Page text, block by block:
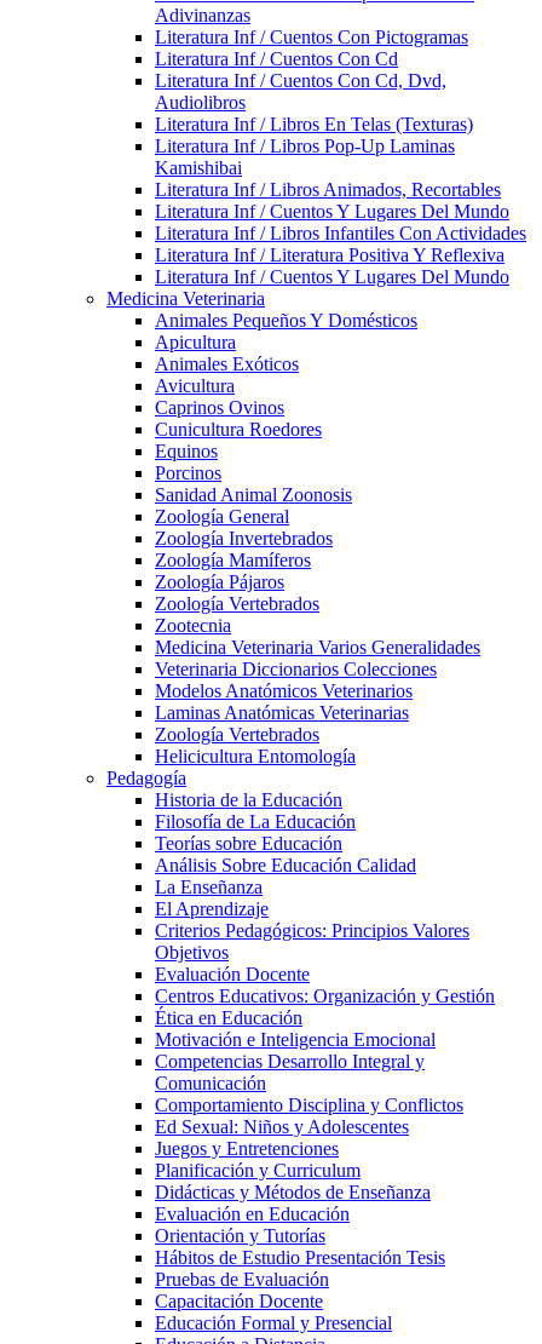
Adivinanzas
Literatura Inf / Cuentos Con Pictogramas
Literatura Inf / Cuentos Con Cd
Literatura Inf / Cuentos Con Cd, Dvd,
Audiolibros
Literatura Inf / Libros En Telas (Texturas)
Literatura Inf / Libros Pop-Up Laminas
Kamishibai
Literatura Inf / Libros Animados, Recortables
Literatura Inf / Cuentos Y Lugares Del Mundo
Literatura Inf / Libros Infantiles Con Actividades
Literatura Inf / Literatura Positiva Y Reflexiva
Literatura Inf / Cuentos Y Lugares Del Mundo
Medicina Veterinaria
Animales Pequeños Y Domésticos
Apicultura
Animales Exóticos
Avicultura
Caprinos Ovinos
Cunicultura Roedores
Equinos
Porcinos
Sanidad Animal Zoonosis
Zoología General
Zoología Invertebrados
Zoología Mamíferos
Zoología Pájaros
Zoología Vertebrados
Zootecnia
Medicina Veterinaria Varios Generalidades
Veterinaria Diccionarios Colecciones
Modelos Anatómicos Veterinarios
Laminas Anatómicas Veterinarias
Zoología Vertebrados
Helicicultura Entomología
Pedagogía
Historia de la Educación
Filosofía de La Educación
Teorías sobre Educación
Análisis Sobre Educación Calidad
La Enseñanza
El Aprendizaje
Criterios Pedagógicos: Principios Valores
Objetivos
Evaluación Docente
Centros Educativos: Organización y Gestión
Ética en Educación
Motivación e Inteligencia Emocional
Competencias Desarrollo Integral y
Comunicación
Comportamiento Disciplina y Conflictos
Ed Sexual: Niños y Adolescentes
Juegos y Entretenciones
Planificación y Curriculum
Didácticas y Métodos de Enseñanza
Evaluación en Educación
Orientación y Tutorías
Hábitos de Estudio Presentación Tesis
Pruebas de Evaluación
Capacitación Docente
Educación Formal y Presencial